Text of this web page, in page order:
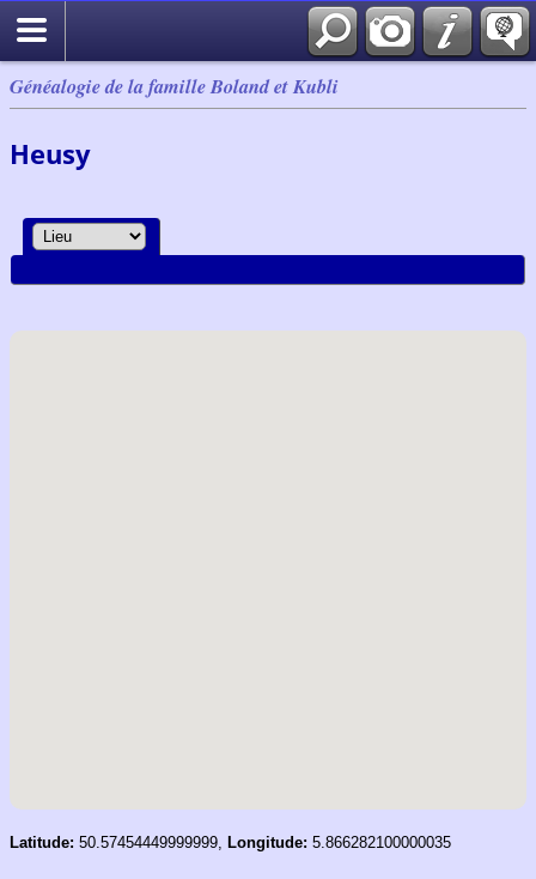
Généalogie de la famille Boland et Kubli
Heusy
Latitude: 50.57454449999999, Longitude: 5.866282100000035